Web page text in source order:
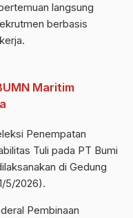
langsung
berbasis
Maritim
Penempatan
Tuli pada PT Bumi
di Gedung
5/2026).
Pembinaan